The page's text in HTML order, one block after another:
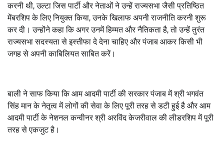
करनी थी, उल्टा जिस पार्टी और नेताओं ने उन्हें राज्यसभा जैसी प्रतिष्ठित
मेंबरशिप के लिए नियुक्त किया, उनके खिलाफ अपनी राजनीति करनी शुरू
कर दी। उन्होंने कहा कि अगर उनमें हिम्मत और नैतिकता है, तो उन्हें तुरंत
राज्यसभा सदस्यता से इस्तीफा दे देना चाहिए और पंजाब आकर किसी भी
जगह से अपनी काबिलियत साबित करें।
बाली ने साफ किया कि आम आदमी पार्टी की सरकार पंजाब में श्री भगवंत
सिंह मान के नेतृत्व में लोगों की सेवा के लिए पूरी तरह से डटी हुई है और आम
आदमी पार्टी के नेशनल कन्वीनर श्री अरविंद केजरीवाल की लीडरशिप में पूरी
तरह से एकजुट है।